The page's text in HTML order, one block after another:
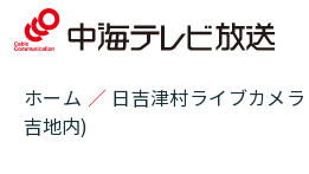
ホーム ／ 日吉津村ライブカメ
吉地内)